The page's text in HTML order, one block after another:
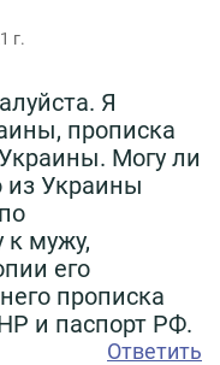
г.
Я
прописка
Могу ли
из Украины
к мужу,
его
прописка
и паспорт РФ.
Ответить